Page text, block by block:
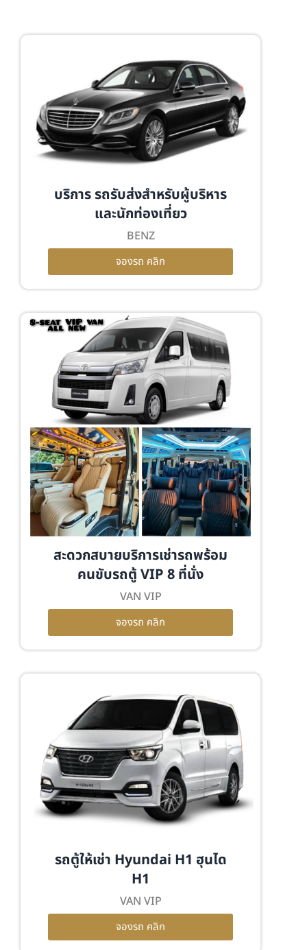
บริการ รถรับส่งสำหรับผู้บริหาร
และนักท่องเที่ยว
BENZ
จองรถ คลิก
สะดวกสบายบริการเช่ารถพร้อม
คนขับรถตู้ VIP 8 ที่นั่ง
VAN VIP
จองรถ คลิก
รถตู้ให้เช่า Hyundai H1 ฮุนได
H1
VAN VIP
จองรถ คลิก